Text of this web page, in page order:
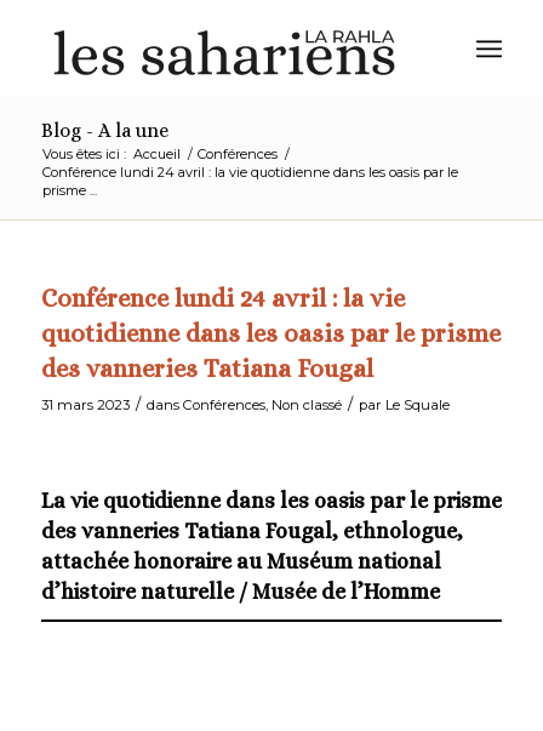
Blog - A la une
Vous êtes ici : Accueil / Conférences /
Conférence lundi 24 avril : la vie quotidienne dans les oasis par le
prisme ...
Conférence lundi 24 avril : la vie
quotidienne dans les oasis par le prisme
des vanneries Tatiana Fougal
31 mars 2023 / dans Conférences, Non classé / par Le Squale
La vie quotidienne dans les oasis par le prisme
des vanneries Tatiana Fougal, ethnologue,
attachée honoraire au Muséum national
d’histoire naturelle / Musée de l’Homme